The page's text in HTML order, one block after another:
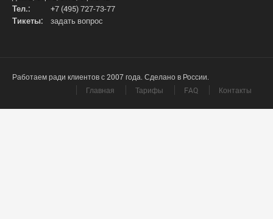
Тел.:
+7 (495) 727-73-77
Тикеты:
задать вопрос
Работаем ради клиентов с 2007 года. Сделано в России.
Главная
Тарифы FAQ Контакты